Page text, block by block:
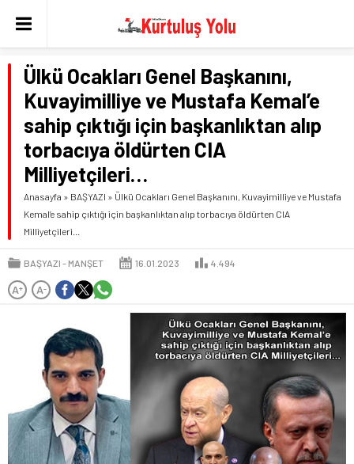
Ülkü Ocakları Genel Başkanını,
Kuvayimilliye ve Mustafa Kemal’e
sahip çıktığı için başkanlıktan alıp
torbacıya öldürten CIA
Milliyetçileri…
Anasayfa » BAŞYAZI » Ülkü Ocakları Genel Başkanını, Kuvayimilliye ve Mustafa
Kemal’e sahip çıktığı için başkanlıktan alıp torbacıya öldürten CIA
Milliyetçileri…
BAŞYAZI MANŞET 16.01.2023 4.494
A+ A-